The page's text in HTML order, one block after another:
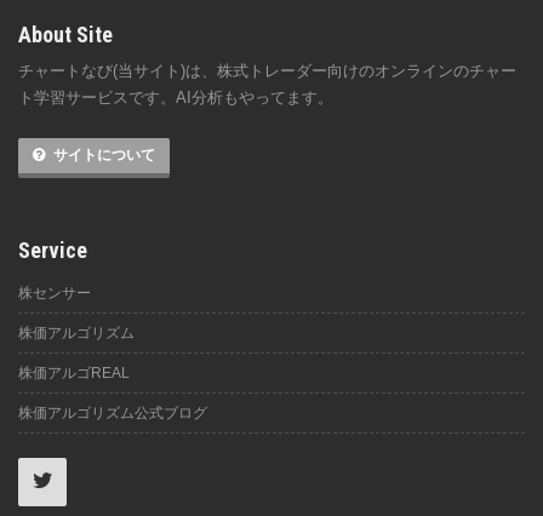
About Site
チャートなび(当サイト)は、株式トレーダー向けのオンラインのチャー
ト学習サービスです。AI分析もやってます。
サイトについて
Service
株センサー
株価アルゴリズム
株価アルゴREAL
株価アルゴリズム公式ブログ